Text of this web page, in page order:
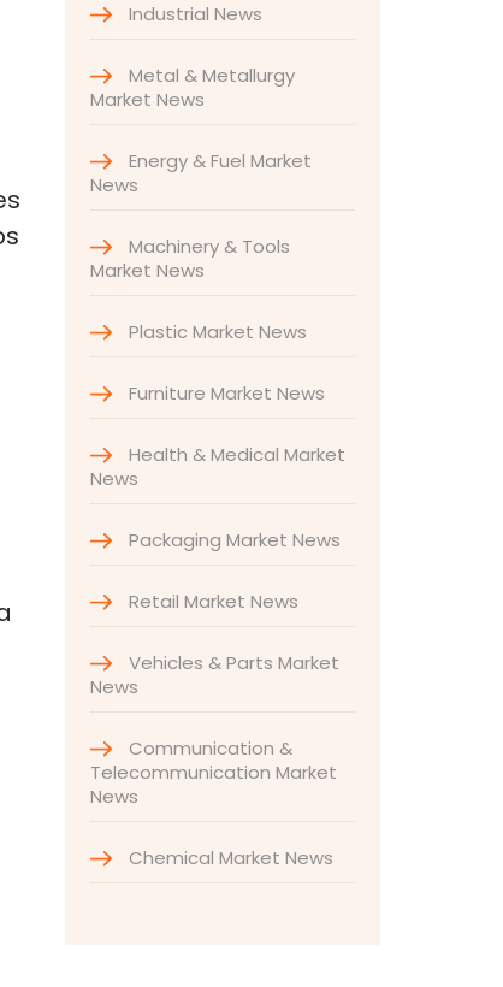
Industrial News
Metal & Metallurgy
Market News
Energy & Fuel Market
News
Machinery & Tools
Market News
Plastic Market News
Furniture Market News
Health & Medical Market
News
Packaging Market News
Retail Market News
Vehicles & Parts Market
News
Communication &
Telecommunication Market
News
Chemical Market News